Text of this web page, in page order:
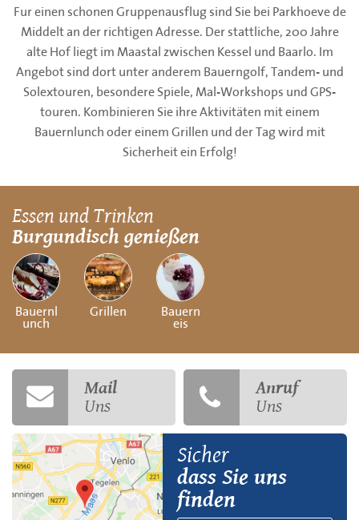
Fur einen schonen Gruppenausflug sind Sie bei Parkhoeve de
Middelt an der richtigen Adresse. Der stattliche, 200 Jahre
alte Hof liegt im Maastal zwischen Kessel und Baarlo. Im
Angebot sind dort unter anderem Bauerngolf, Tandem- und
Solextouren, besondere Spiele, Mal-Workshops und GPS-
touren. Kombinieren Sie ihre Aktivitäten mit einem
Bauernlunch oder einem Grillen und der Tag wird mit
Sicherheit ein Erfolg!
Essen und Trinken
Burgundisch genießen
Bauernl
unch
Grillen Bauern
eis
Mail
Uns
Anruf
Uns
Sicher
dass Sie uns
finden